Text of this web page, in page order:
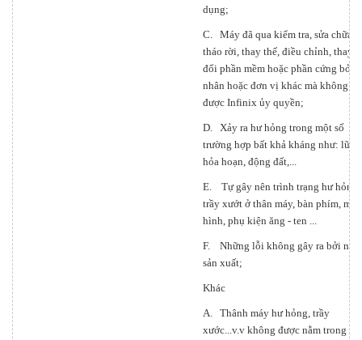
dụng;
C. Máy đã qua kiểm tra, sửa chữa,
tháo rời, thay thế, điều chỉnh, thay
đổi phần mềm hoặc phần cứng bởi
nhân hoặc đơn vị khác mà không
được Infinix ủy quyền;
D. Xảy ra hư hỏng trong một số
trường hợp bất khả kháng như: lũ
hỏa hoạn, động đất,...
E. Tự gây nên trình trạng hư hỏng,
trầy xướt ở thân máy, bàn phím, màn
hình, phụ kiện ăng - ten ...
F. Những lỗi không gây ra bởi nhà
sản xuất;
Khác
A. Thânh máy hư hỏng, trầy
xước...v.v không được nằm trong